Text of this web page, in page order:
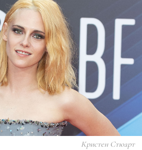
Кристен Стюарт